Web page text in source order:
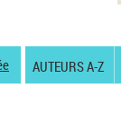
AUTEURS A-Z